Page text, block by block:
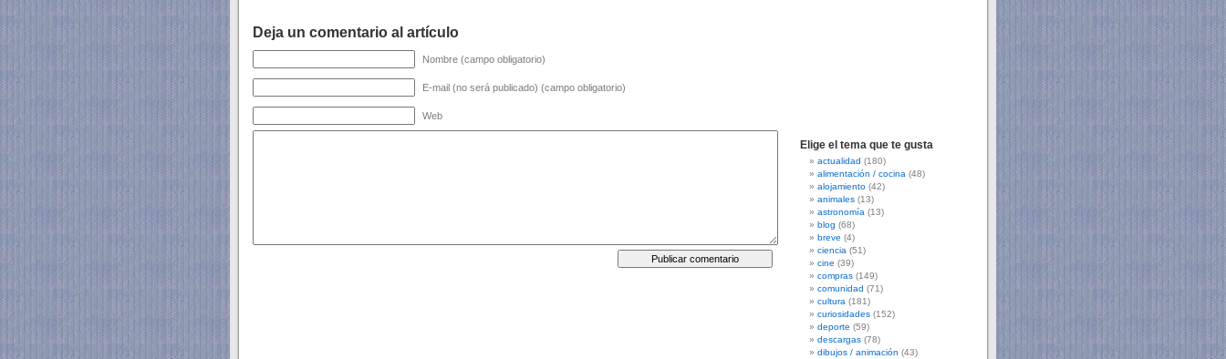
Deja un comentario al artículo
Nombre (campo obligatorio)
E-mail (no será publicado) (campo obligatorio)
Web
Elige el tema que te gusta
actualidad (180)
alimentación / cocina (48)
alojamiento (42)
animales (13)
astronomía (13)
blog (68)
breve (4)
ciencia (51)
cine (39)
compras (149)
comunidad (71)
cultura (181)
curiosidades (152)
deporte (59)
descargas (78)
dibujos / animación (43)